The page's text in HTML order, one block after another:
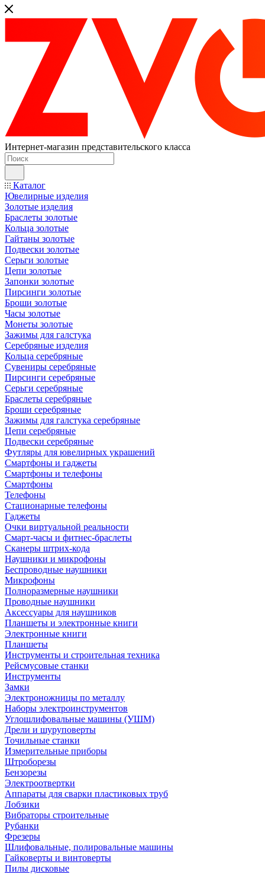
Интернет-магазин представительского класса
Каталог
Ювелирные изделия
Золотые изделия
Браслеты золотые
Кольца золотые
Гайтаны золотые
Подвески золотые
Серьги золотые
Цепи золотые
Запонки золотые
Пирсинги золотые
Броши золотые
Часы золотые
Монеты золотые
Зажимы для галстука
Серебряные изделия
Кольца серебряные
Сувениры серебряные
Пирсинги серебряные
Серьги серебряные
Браслеты серебряные
Броши серебряные
Зажимы для галстука серебряные
Цепи серебряные
Подвески серебряные
Футляры для ювелирных украшений
Смартфоны и гаджеты
Смартфоны и телефоны
Смартфоны
Телефоны
Стационарные телефоны
Гаджеты
Очки виртуальной реальности
Смарт-часы и фитнес-браслеты
Сканеры штрих-кода
Наушники и микрофоны
Беспроводные наушники
Микрофоны
Полноразмерные наушники
Проводные наушники
Аксессуары для наушников
Планшеты и электронные книги
Электронные книги
Планшеты
Инструменты и строительная техника
Рейсмусовые станки
Инструменты
Замки
Электроножницы по металлу
Наборы электроинструментов
Углошлифовальные машины (УШМ)
Дрели и шуруповерты
Точильные станки
Измерительные приборы
Штроборезы
Бензорезы
Электроотвертки
Аппараты для сварки пластиковых труб
Лобзики
Вибраторы строительные
Рубанки
Фрезеры
Шлифовальные, полировальные машины
Гайковерты и винтоверты
Пилы дисковые